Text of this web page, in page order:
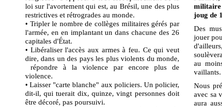
loi sur l'avortement qui est, au Brésil, une des plus
restrictives et rétrogrades au monde.
• Tripler le nombre de collèges militaires gérés par
l'armée, en en implantant un dans chacune des 26
capitales d'État.
• Libéraliser l'accès aux armes à feu. Ce qui veut
dire, dans un des pays les plus violents du monde,
répondre à la violence par encore plus de
violence.
• Laisser "carte blanche" aux policiers. Un policier,
dit-il, qui tuerait dix, quinze, vingt personnes doit
être décoré, pas poursuivi.
joug de
Des
jouer
au
vaillants.
Nous
avec sa
aura